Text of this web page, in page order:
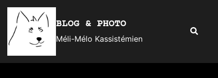
Aller
contenu
BLOG & PHOTO
Méli-Mélo Kassistémien